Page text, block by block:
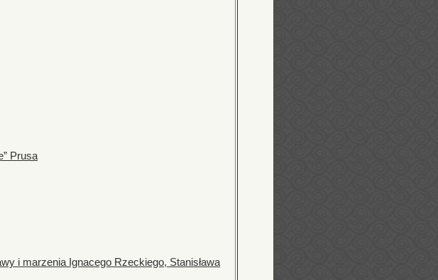
Prusa
i marzenia Ignacego Rzeckiego, Stanisława